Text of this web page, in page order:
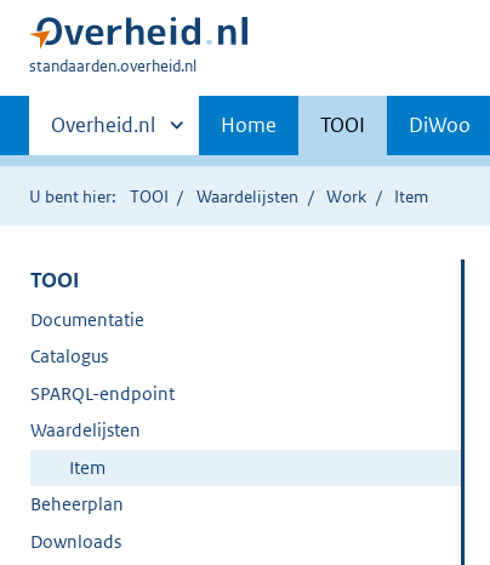
U
hier:
standaarden.overheid.nl
Primaire
navigatie
Andere
sites
binnen
Overheid.nl Home TOOI DiWoo
U bent hier: TOOI Waardelijsten Work Item
TOOI
Documentatie
Catalogus
SPARQL-endpoint
Waardelijsten
Item
Beheerplan
Downloads